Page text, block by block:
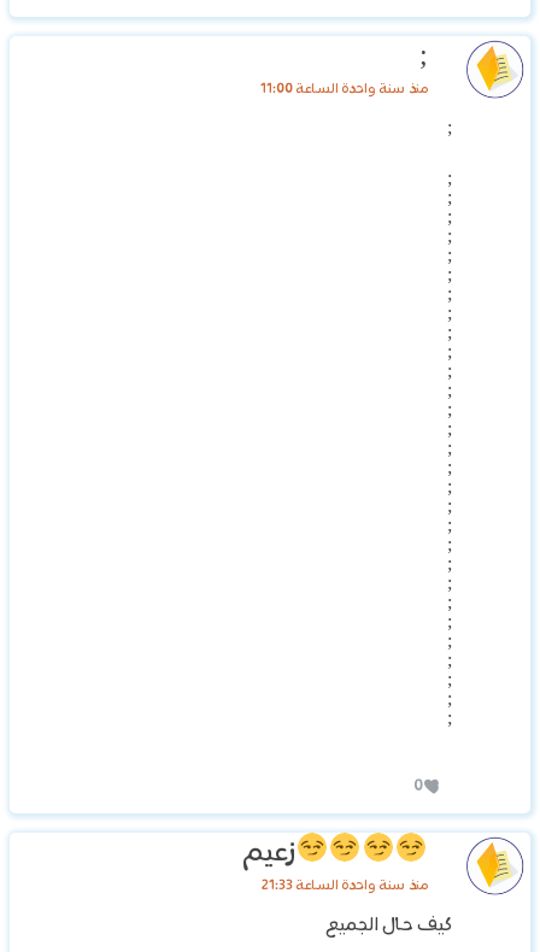
;
منذ سنة واحدة الساعة 11:00
;
;
;
;
;
;
;
;
;
;
;
;
;
;
;
;
;
;
;
;
;
;
;
;
;
;
;
;
;
;
0
زعيم
منذ سنة واحدة الساعة 21:33
كيف حال الجميع